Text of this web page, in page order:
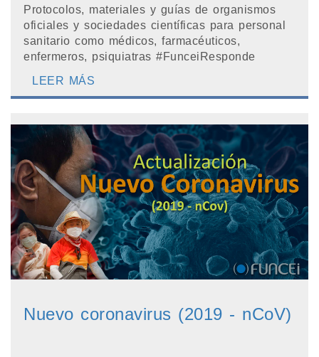
Protocolos, materiales y guías de organismos
oficiales y sociedades científicas para personal
sanitario como médicos, farmacéuticos,
enfermeros, psiquiatras #FunceiResponde
LEER MÁS
Nuevo coronavirus (2019 - nCoV)